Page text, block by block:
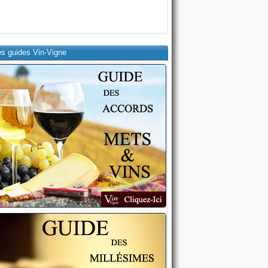
guides Vin-Vigne